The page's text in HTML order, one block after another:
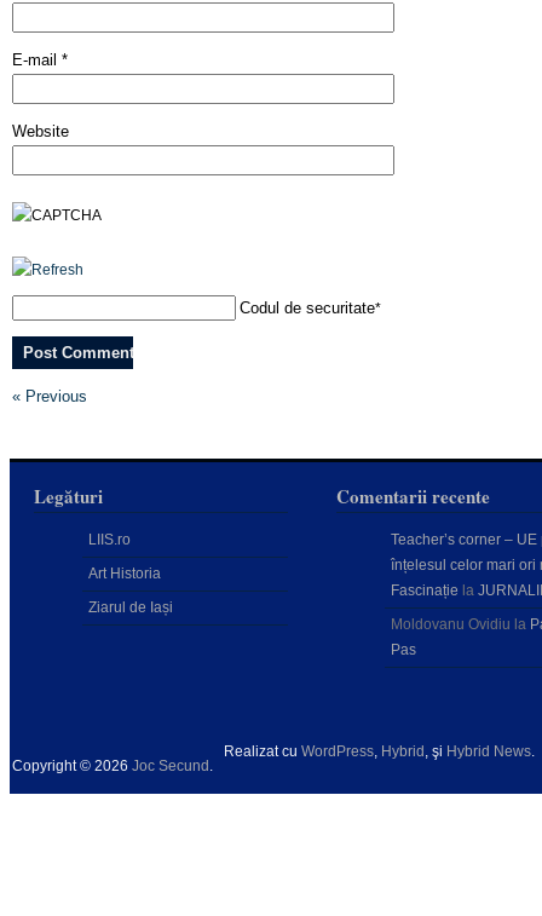
E-mail *
Website
Codul de securitate*
« Previous
Legături
LIIS.ro
Art Historia
Ziarul de Iași
Comentarii recente
Teacher’s corner – UE
înțelesul celor mari ori
Fascinație la
Moldovanu Ovidiu la
Pas
Copyright © 2026 Joc Secund .
Realizat cu WordPress, Hybrid , şi Hybrid News.